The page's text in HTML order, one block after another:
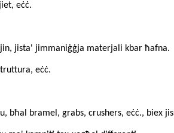
eċċ.
jista' jimmaniġġja materjali kbar ħafna.
eċċ.
bramel, grabs, crushers, eċċ., biex